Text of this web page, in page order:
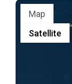
Map
Satellite